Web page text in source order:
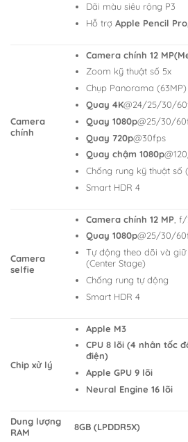
Dãi màu siêu rộng P3
Hỗ trợApple Pencil
Camera
chính
Camera chính 12
Zoom kỹ thuật số 5x
Chụp Panorama (63MP)
Quay 4K@24/25/30/
Quay 1080p@25/30/
Quay 720p@30fps
Quay chậm 1080p
Chống rung kỹ thuật số
Smart HDR 4
Camera
selfie
Camera chính 12 MP ,
Quay 1080p@25/30/
Tự động theo dõi và
(Center Stage)
Chống rung tự động
Smart HDR 4
Chip xử lý
Apple M3
CPU 8 lõi (4 nhân tốc
điện)
Apple GPU 9 lõi
Neural Engine 16 lõi
Dung lượng
RAM
8GB (LPDDR5X)